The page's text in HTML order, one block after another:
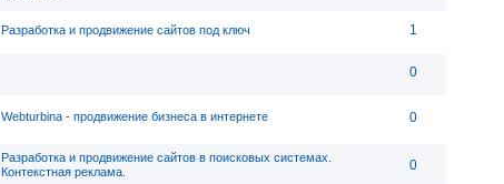
Разработка и продвижение сайтов под ключ 1
0
Webturbina - продвижение бизнеса в интернете 0
Разработка и продвижение сайтов в поисковых системах.
Контекстная реклама.
0